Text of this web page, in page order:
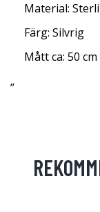
Material:
Färg: Silvrig
Mått ca: 50 cm
”